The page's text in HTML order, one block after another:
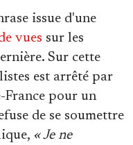
issue d'une
vues sur les
Sur cette
est arrêté par
France pour un
de se soumettre
« Je ne